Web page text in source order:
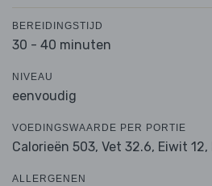
BEREIDINGSTIJD
30 - 40 minuten
NIVEAU
eenvoudig
VOEDINGSWAARDE PER PORTIE
Calorieën 503, Vet 32.6, Eiwit 12,
ALLERGENEN